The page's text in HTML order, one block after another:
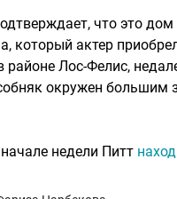
что это
который актер
районе Лос-Фелис,
окружен большим
недели Питт